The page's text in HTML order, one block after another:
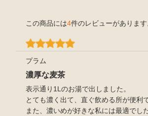
この商品には4件のレビューがあります
プラム
濃厚な麦茶
表示通り1Lのお湯で出しました。
とても濃く出て、直ぐ飲める所が便利で
また、濃いめが好きな私には最適でした